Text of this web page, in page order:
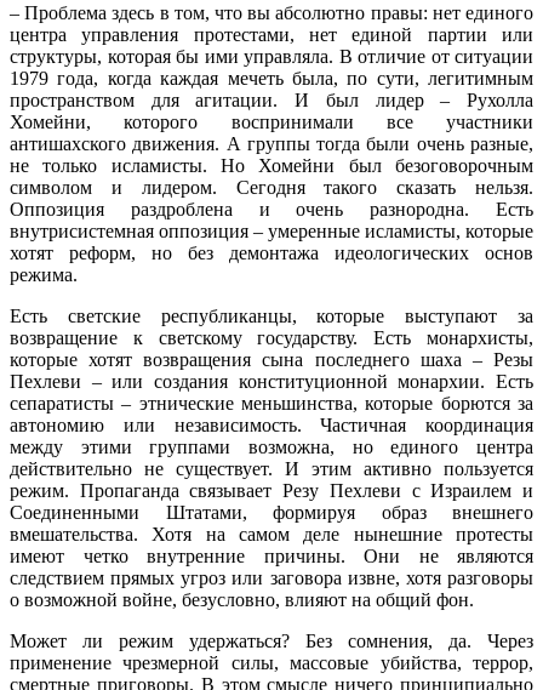
– Проблема здесь в том, что вы абсолютно правы: нет единого
центра управления протестами, нет единой партии или
структуры, которая бы ими управляла. В отличие от ситуации
1979 года, когда каждая мечеть была, по сути, легитимным
пространством для агитации. И был лидер – Рухолла
Хомейни, которого воспринимали все участники
антишахского движения. А группы тогда были очень разные,
не только исламисты. Но Хомейни был безоговорочным
символом и лидером. Сегодня такого сказать нельзя.
Оппозиция раздроблена и очень разнородна. Есть
внутрисистемная оппозиция – умеренные исламисты, которые
хотят реформ, но без демонтажа идеологических основ
режима.
Есть светские республиканцы, которые выступают за
возвращение к светскому государству. Есть монархисты,
которые хотят возвращения сына последнего шаха – Резы
Пехлеви – или создания конституционной монархии. Есть
сепаратисты – этнические меньшинства, которые борются за
автономию или независимость. Частичная координация
между этими группами возможна, но единого центра
действительно не существует. И этим активно пользуется
режим. Пропаганда связывает Резу Пехлеви с Израилем и
Соединенными Штатами, формируя образ внешнего
вмешательства. Хотя на самом деле нынешние протесты
имеют четко внутренние причины. Они не являются
следствием прямых угроз или заговора извне, хотя разговоры
о возможной войне, безусловно, влияют на общий фон.
Может ли режим удержаться? Без сомнения, да. Через
применение чрезмерной силы, массовые убийства, террор,
смертные приговоры. В этом смысле ничего принципиально